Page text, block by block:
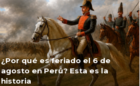
¿Por qué es feriado el 6 de
agosto en Perú? Esta es la
historia